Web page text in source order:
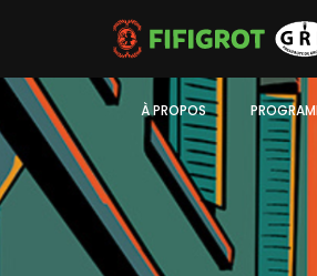
À PROPOS